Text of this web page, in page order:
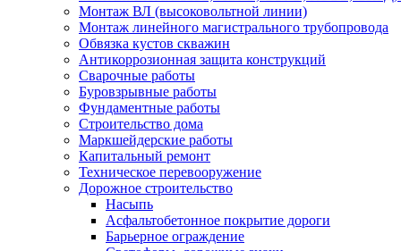
Монтаж ВЛ (высоковольтной линии)
Монтаж линейного магистрального трубопровода
Обвязка кустов скважин
Антикоррозионная защита конструкций
Сварочные работы
Буровзрывные работы
Фундаментные работы
Строительство дома
Маркшейдерские работы
Капитальный ремонт
Техническое перевооружение
Дорожное строительство
Насыпь
Асфальтобетонное покрытие дороги
Барьерное ограждение